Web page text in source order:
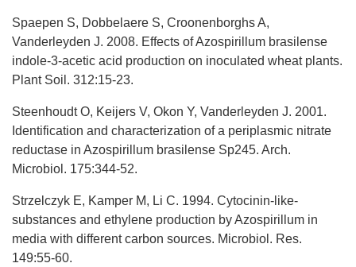
Spaepen S, Dobbelaere S, Croonenborghs A,
Vanderleyden J. 2008. Effects of Azospirillum brasilense
indole-3-acetic acid production on inoculated wheat plants.
Plant Soil. 312:15-23.
Steenhoudt O, Keijers V, Okon Y, Vanderleyden J. 2001.
Identification and characterization of a periplasmic nitrate
reductase in Azospirillum brasilense Sp245. Arch.
Microbiol. 175:344-52.
Strzelczyk E, Kamper M, Li C. 1994. Cytocinin-like-
substances and ethylene production by Azospirillum in
media with different carbon sources. Microbiol. Res.
149:55-60.